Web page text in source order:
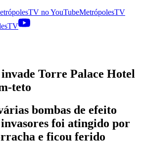
noYouTubeMetrópolesTV
Torre Palace Hotel
teto
bombas de efeito
foi atingido por
e ficou ferido